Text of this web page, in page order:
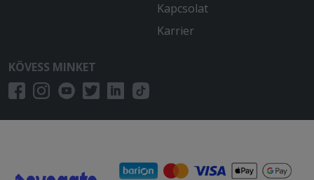
Kapcsolat
Karrier
KÖVESS MINKET